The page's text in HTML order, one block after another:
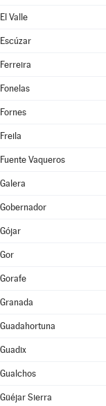
El Valle
Escúzar
Ferreira
Fonelas
Fornes
Freila
Fuente Vaqueros
Galera
Gobernador
Gójar
Gor
Gorafe
Granada
Guadahortuna
Guadix
Gualchos
Güéjar Sierra